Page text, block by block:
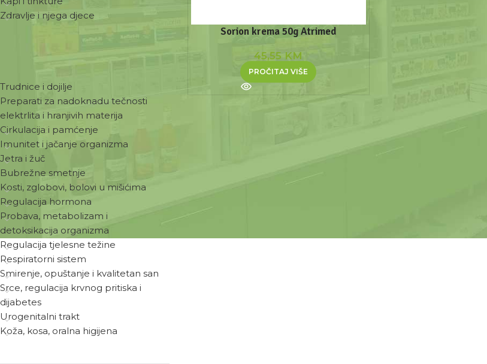
Zdravlje i njega djece
ZDRAVSTVENE POTREBE
Trudnice i dojilje
Preparati za nadoknadu tečnosti
elektrlita i hranjivih materija
Cirkulacija i pamćenje
Imunitet i jačanje organizma
Jetra i žuč
Bubrežne smetnje
Kosti, zglobovi, bolovi u mišićima
Regulacija hormona
Probava, metabolizam i
detoksikacija organizma
Regulacija tjelesne težine
Respiratorni sistem
Smirenje, opuštanje i kvalitetan san
Srce, regulacija krvnog pritiska i
dijabetes
Urogenitalni trakt
Koža, kosa, oralna higijena
Sorion krema 50g Atrimed
45,55 KM
PROČITAJ VIŠE